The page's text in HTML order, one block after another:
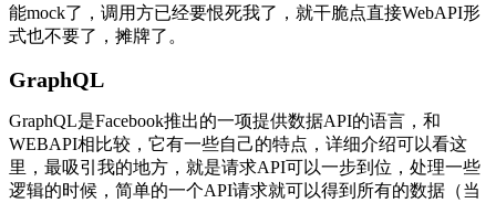
能mock了，调用方已经要恨死我了，就干脆点直接WebAPI形
式也不要了，摊牌了。
GraphQL
GraphQL是Facebook推出的一项提供数据API的语言，和
WEBAPI相比较，它有一些自己的特点，详细介绍可以看这
里，最吸引我的地方，就是请求API可以一步到位，处理一些
逻辑的时候，简单的一个API请求就可以得到所有的数据（当